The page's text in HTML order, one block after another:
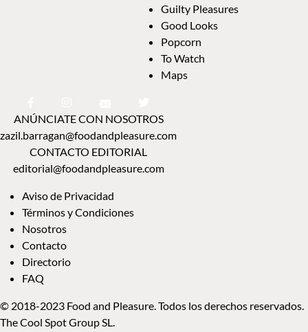
Guilty Pleasures
Good Looks
Popcorn
To Watch
Maps
ANÚNCIATE CON NOSOTROS
zazil.barragan@foodandpleasure.com
CONTACTO EDITORIAL
editorial@foodandpleasure.com
Aviso de Privacidad
Términos y Condiciones
Nosotros
Contacto
Directorio
FAQ
© 2018-2023 Food and Pleasure. Todos los derechos reservados.
The Cool Spot Group SL.